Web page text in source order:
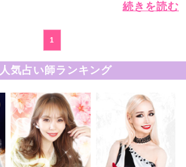
続きを読む
1
人気占い師ランキング